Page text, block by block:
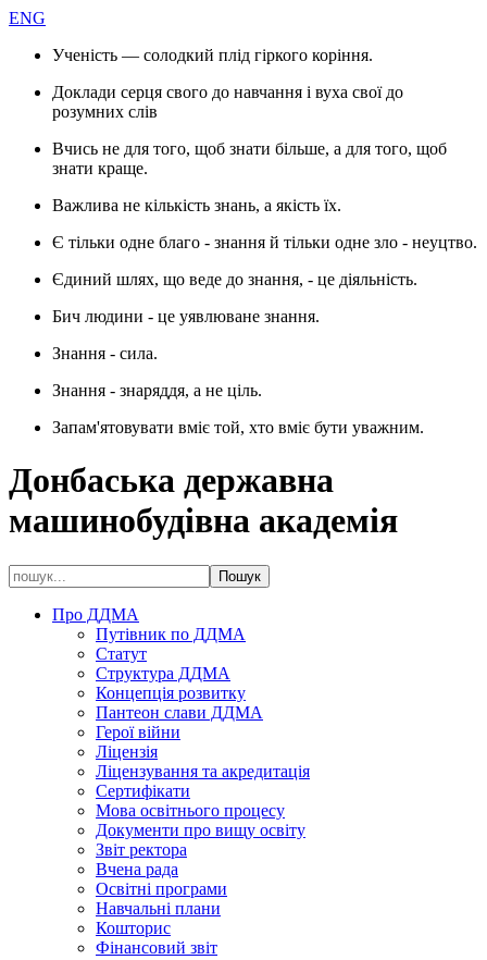
ENG
Ученість — солодкий плід гіркого коріння.
Доклади серця свого до навчання і вуха свої до
розумних слів
Вчись не для того, щоб знати більше, а для того, щоб
знати краще.
Важлива не кількість знань, а якість їх.
Є тільки одне благо - знання й тільки одне зло - неуцтво.
Єдиний шлях, що веде до знання, - це діяльність.
Бич людини - це уявлюване знання.
Знання - сила.
Знання - знаряддя, а не ціль.
Запам'ятовувати вміє той, хто вміє бути уважним.
Донбаська державна
машинобудівна академія
Про ДДМА
Путівник по ДДМА
Статут
Структура ДДМА
Концепція розвитку
Пантеон слави ДДМА
Герої війни
Ліцензія
Ліцензування та акредитація
Сертифікати
Мова освітнього процесу
Документи про вищу освіту
Звіт ректора
Вчена рада
Освітні програми
Навчальні плани
Кошторис
Фінансовий звіт